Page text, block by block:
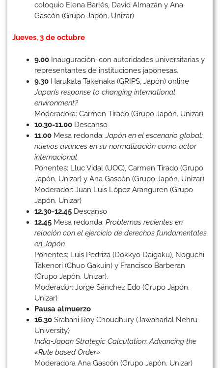
coloquio Elena Barlés, David Almazán y Ana
Gascón (Grupo Japón. Unizar)
Jueves, 3 de octubre
9.00 Inauguración: con autoridades universitarias y
representantes de instituciones japonesas.
9.30 Harukata Takenaka (GRIPS, Japón) online
Japan’s response to changing international
environment?
Moderadora: Carmen Tirado (Grupo Japón. Unizar)
10.30-11.00 Descanso
11.00 Mesa redonda:Japón en el escenario global:
nuevos avances en su normalización como actor
internacional
Ponentes: Lluc Vidal (UOC), Carmen Tirado (Grupo
Japón. Unizar) y Ana Gascón (Grupo Japón. Unizar)
Moderador: Juan Luis López Aranguren (Grupo
Japón. Unizar)
12.30-12.45 Descanso
12.45 Mesa redonda: Problemas recientes en
relación con el ejercicio de derechos fundamentales
en Japón
Ponentes: Luis Pedriza (Dokkyo Daigaku), Noguchi
Takenori (Chuo Gakuin) y Francisco Barberán
(Grupo Japón. Unizar).
Moderador: Jorge Sánchez Edo (Grupo Japón.
Unizar)
Pausa almuerzo
16.30 Srabani Roy Choudhury (Jawaharlal Nehru
University)
India-Japan Strategic Calculation: Advancing the
«Rule based Order»
Moderadora Ana Gascón (Grupo Japón. Unizar)